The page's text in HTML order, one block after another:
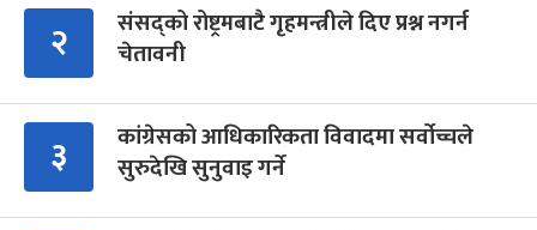
२
संसद्को रोष्ट्रमबाटै गृहमन्त्रीले दिए प्रश्न नगर्न
चेतावनी
३
कांग्रेसको आधिकारिकता विवादमा सर्वोच्चले
सुरुदेखि सुनुवाइ गर्ने